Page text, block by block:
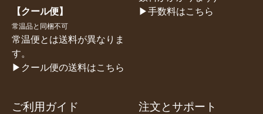
【クール便】
常温品と同梱不可
常温便とは送料が異なりま
す。
▶クール便の送料はこちら
▶手数料はこちら
ご利用ガイド 注文とサポート